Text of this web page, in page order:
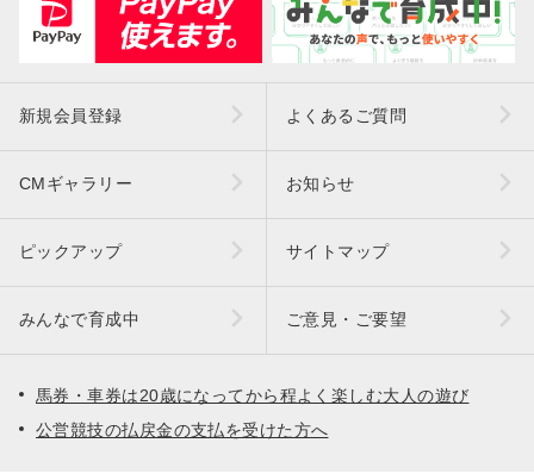
新規会員登録 よくあるご質問
CMギャラリー お知らせ
ピックアップ サイトマップ
みんなで育成中 ご意見・ご要望
馬券・車券は20歳になってから程よく楽しむ大人の遊び
公営競技の払戻金の支払を受けた方へ